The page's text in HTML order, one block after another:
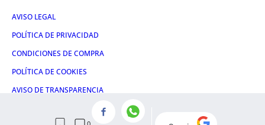
AVISO LEGAL
POLÍTICA DE PRIVACIDAD
CONDICIONES DE COMPRA
POLÍTICA DE COOKIES
AVISO DE TRANSPARENCIA